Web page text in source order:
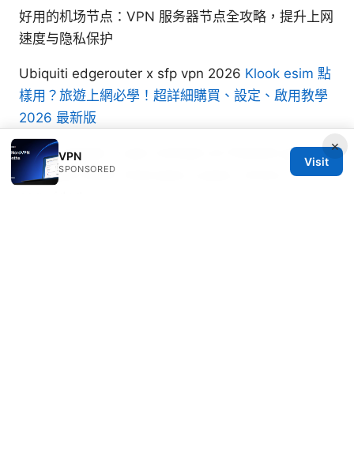
好用的机场节点：VPN 服务器节点全攻略，提升上网
速度与隐私保护
Ubiquiti edgerouter x sfp vpn 2026 Klook esim 點
樣用？旅遊上網必學！超詳細購買、設定、啟用教學
2026 最新版
Como instalar y usar nordvpn en firestick guia
completa 2026: Guía paso a paso, trucos y
×
VPN
SPONSORED
Visit